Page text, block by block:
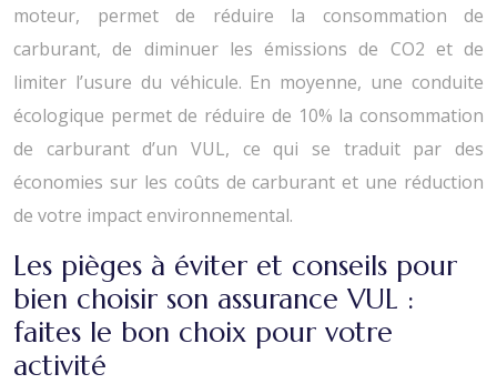
moteur, permet de réduire la consommation de
carburant, de diminuer les émissions de CO2 et de
limiter l’usure du véhicule. En moyenne, une conduite
écologique permet de réduire de 10% la consommation
de carburant d’un VUL, ce qui se traduit par des
économies sur les coûts de carburant et une réduction
de votre impact environnemental.
Les pièges à éviter et conseils pour
bien choisir son assurance VUL :
faites le bon choix pour votre
activité